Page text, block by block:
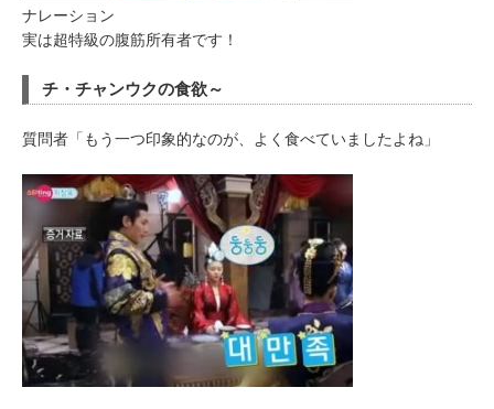
ナレーション
実は超特級の腹筋所有者です！
チ・チャンウクの食欲～
質問者「もう一つ印象的なのが、よく食べていましたよね」